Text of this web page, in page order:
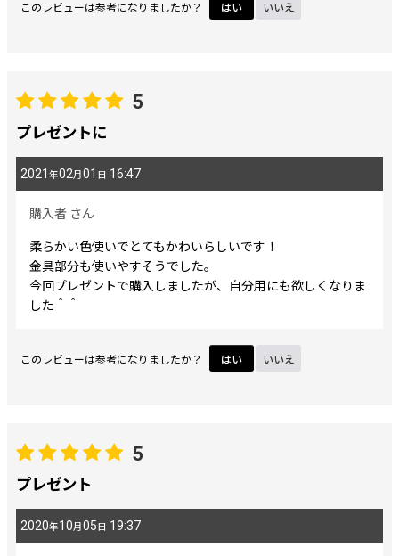
このレビューは参考になりましたか？ はい いいえ
5
プレゼントに
2021 年02月 01 日 16:47
購入者 さん
柔らかい色使いでとてもかわいらしいです！
金具部分も使いやすそうでした。
今回プレゼントで購入しましたが、自分用にも欲しくなりま
した＾＾
このレビューは参考になりましたか？ はい いいえ
5
プレゼント
2020年10月 05 日 19:37